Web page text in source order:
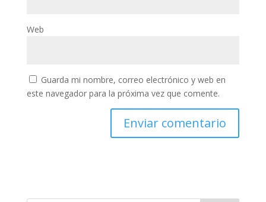
Web
Guarda mi nombre, correo electrónico y web en
este navegador para la próxima vez que comente.